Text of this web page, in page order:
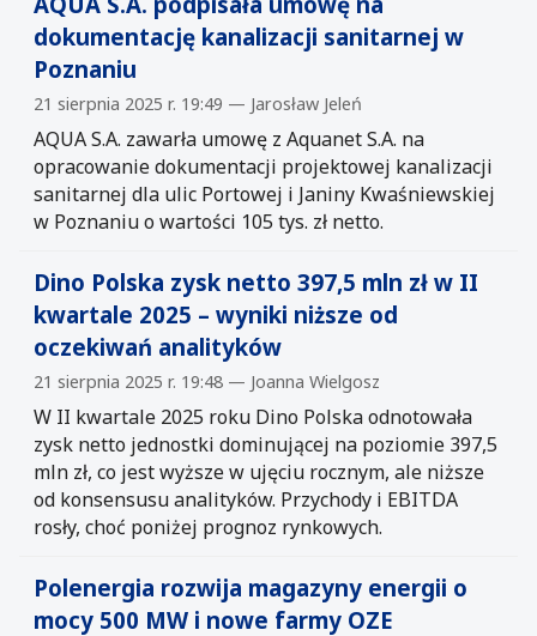
dokumentację kanalizacji sanitarnej w
Poznaniu
21 sierpnia 2025 r. 19:49 — Jarosław Jeleń
AQUA S.A. zawarła umowę z Aquanet S.A. na
opracowanie dokumentacji projektowej kanalizacji
sanitarnej dla ulic Portowej i Janiny Kwaśniewskiej
w Poznaniu o wartości 105 tys. zł netto.
Dino Polska zysk netto 397,5 mln zł w II
kwartale 2025 – wyniki niższe od
oczekiwań analityków
21 sierpnia 2025 r. 19:48 — Joanna Wielgosz
W II kwartale 2025 roku Dino Polska odnotowała
zysk netto jednostki dominującej na poziomie 397,5
mln zł, co jest wyższe w ujęciu rocznym, ale niższe
od konsensusu analityków. Przychody i EBITDA
rosły, choć poniżej prognoz rynkowych.
Polenergia rozwija magazyny energii o
mocy 500 MW i nowe farmy OZE